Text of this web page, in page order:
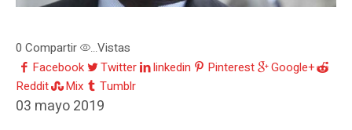
0 Compartir ...Vistas
Facebook
Twitter linkedin Pinterest
Google+
Reddit
Mix Tumblr
03 mayo 2019